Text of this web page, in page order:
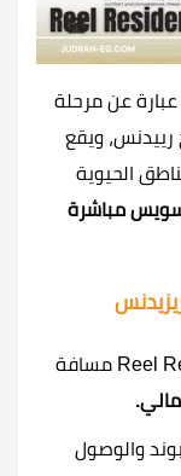
عن مرحلة
رييدنس، ويقع
الحيوية
مباشرة
يفصل كمبوند Reel Residence New Cairo مسافة
والوصول